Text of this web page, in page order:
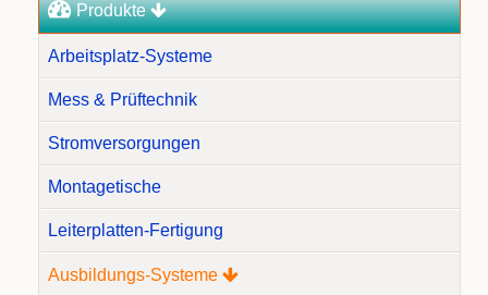
Produkte
Arbeitsplatz-Systeme
Mess & Prüftechnik
Stromversorgungen
Montagetische
Leiterplatten-Fertigung
Ausbildungs-Systeme